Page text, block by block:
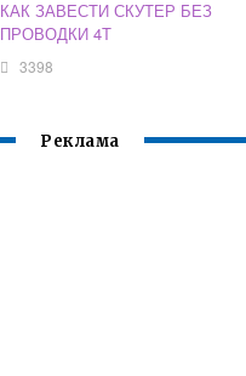
КАК ЗАВЕСТИ СКУТЕР БЕЗ
ПРОВОДКИ 4Т
3398
Реклама